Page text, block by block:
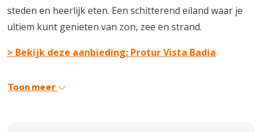
steden en heerlijk eten. Een schitterend eiland waar je
ultiem kunt genieten van zon, zee en strand.
> Bekijk deze aanbieding: Protur Vista Badia
Toon meer